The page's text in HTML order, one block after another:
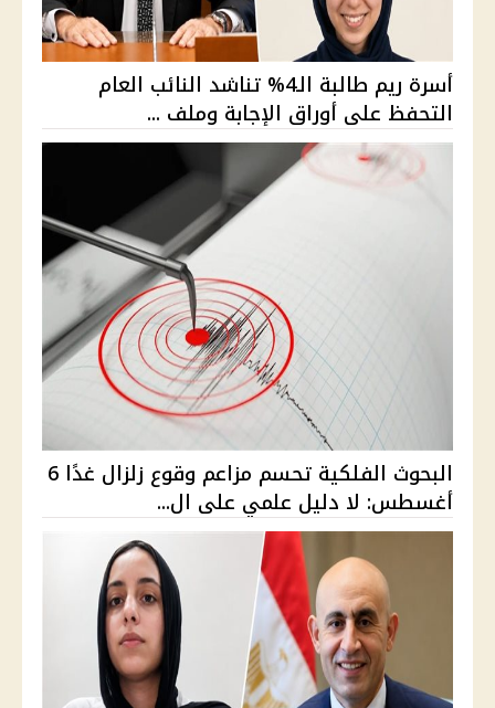
أسرة ريم طالبة الـ4% تناشد النائب العام
التحفظ على أوراق الإجابة وملف ...
البحوث الفلكية تحسم مزاعم وقوع زلزال غدًا 6
أغسطس: لا دليل علمي على ال...